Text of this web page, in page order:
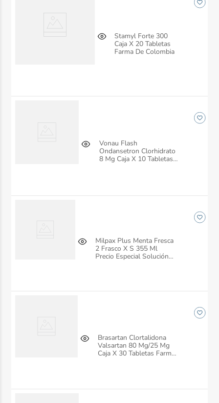
Stamyl Forte 300
Caja X 20 Tabletas
Farma De Colombia
Vonau Flash
Ondansetron Clorhidrato
8 Mg Caja X 10 Tabletas
Milpax Plus Menta Fresca
2 Frasco X S 355 Ml
Precio Especial Solución
Brasartan Clortalidona
Valsartan 80 Mg/25 Mg
Caja X 30 Tabletas Farma